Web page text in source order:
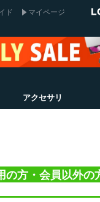
ド マイページ
アクセサリ
の方・会員以外の